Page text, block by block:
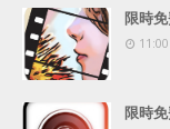
限時
限時